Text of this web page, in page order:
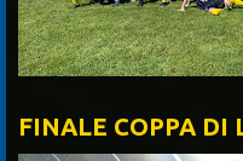
FINALE COPPA DI